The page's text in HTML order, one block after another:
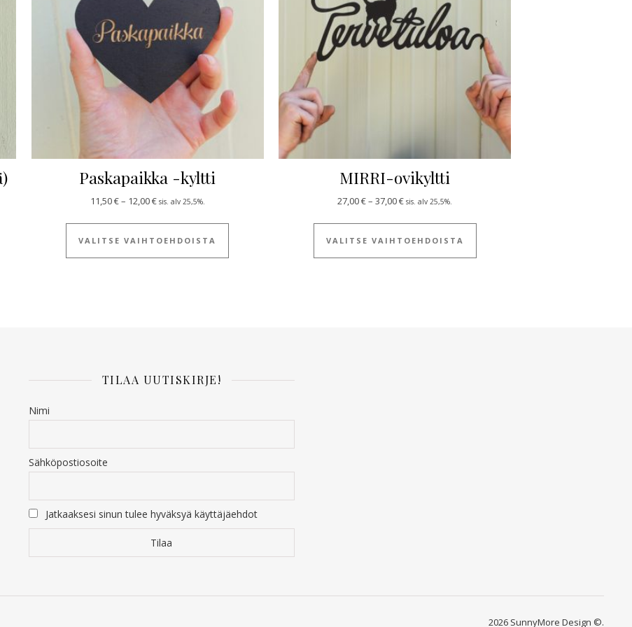
€
tuotteella on useampi muunnelma. Voit tehdä valinnat tuotteen sivulla.
Paskapaikka -kyltti
11,50€– 12,00€Hintaluokka: 11,50 € - 12,00 €
sis. alv 25,5%.
VALITSE VAIHTOEHDOISTA
Tällä tuotteella on useampi muunnelma. Voit tehdä valinnat tuotteen sivulla.
MIRRI-ovikyltti
27,00€– 37,00€Hintaluokka: 27,00 € - 37,00 €
sis. alv 25,5%.
VALITSE VAIHTOEHDOISTA
Tällä tuotteella on useampi
TILAA UUTISKIRJE!
Nimi
Sähköpostiosoite
Jatkaaksesi sinun tulee hyväksyä käyttäjäehdot
2026 SunnyMore Design ©.